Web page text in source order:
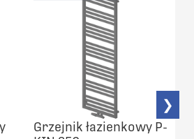
Grzejnik łazienkowy P-
❯